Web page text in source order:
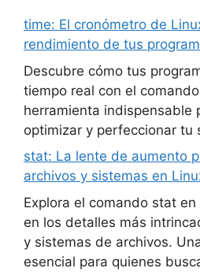
time: El cronómetro de
rendimiento de tus
Descubre cómo tus
tiempo real con el
herramienta indispensable
optimizar y perfeccionar tu
stat: La lente de aumento
archivos y sistemas en
Explora el comando stat
en los detalles más
y sistemas de archivos.
esencial para quienes